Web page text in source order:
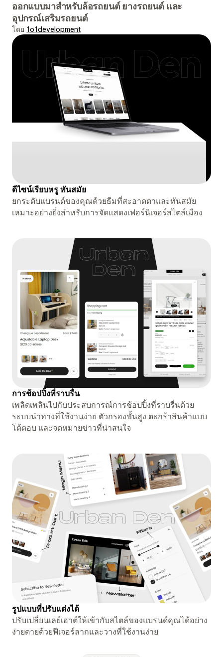
ออกแบบมาสำหรับล้อรถยนต์ ยางรถยนต์ และ
อุปกรณ์เสริมรถยนต์
โดย 1o1development
ดีไซน์เรียบหรู ทันสมัย
ยกระดับแบรนด์ของคุณด้วยธีมที่สะอาดตาและทันสมัย ​​
เหมาะอย่างยิ่งสำหรับการจัดแสดงเฟอร์นิเจอร์สไตล์เมือง
การช้อปปิ้งที่ราบรื่น
เพลิดเพลินไปกับประสบการณ์การช้อปปิ้งที่ราบรื่นด้วย
ระบบนำทางที่ใช้งานง่าย ตัวกรองขั้นสูง ตะกร้าสินค้าแบบ
โต้ตอบ และจดหมายข่าวที่น่าสนใจ
รูปแบบที่ปรับแต่งได้
ปรับเปลี่ยนเลย์เอาต์ให้เข้ากับสไตล์ของแบรนด์คุณได้อย่าง
ง่ายดายด้วยฟีเจอร์ลากและวางที่ใช้งานง่าย